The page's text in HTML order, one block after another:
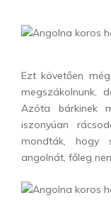
Ezt követően
megszákolnunk,
Azóta bárkinek
iszonyúan
mondták, hogy
angolnát, főleg